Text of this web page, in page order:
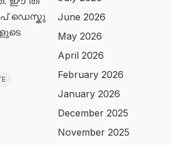
ഡെ​സ്കു​
June 2026
May 2026
April 2026
February 2026
January 2026
December 2025
November 2025